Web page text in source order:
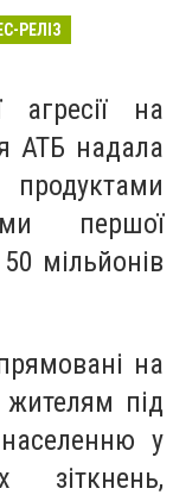
РЕЛІЗ
на
АТБ надала
першої
мільйонів
на
під
у
зіткнень,